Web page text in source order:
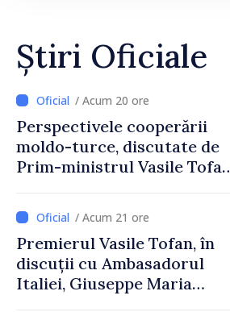
Știri Oficiale
/ Acum 20 ore
Perspectivele cooperării
moldo-turce, discutate de
Prim-ministrul Vasile Tofan
Uygar Mustafa Sertel
/ Acum 21 ore
Premierul Vasile Tofan, în
discuții cu Ambasadorul
Italiei, Giuseppe Maria